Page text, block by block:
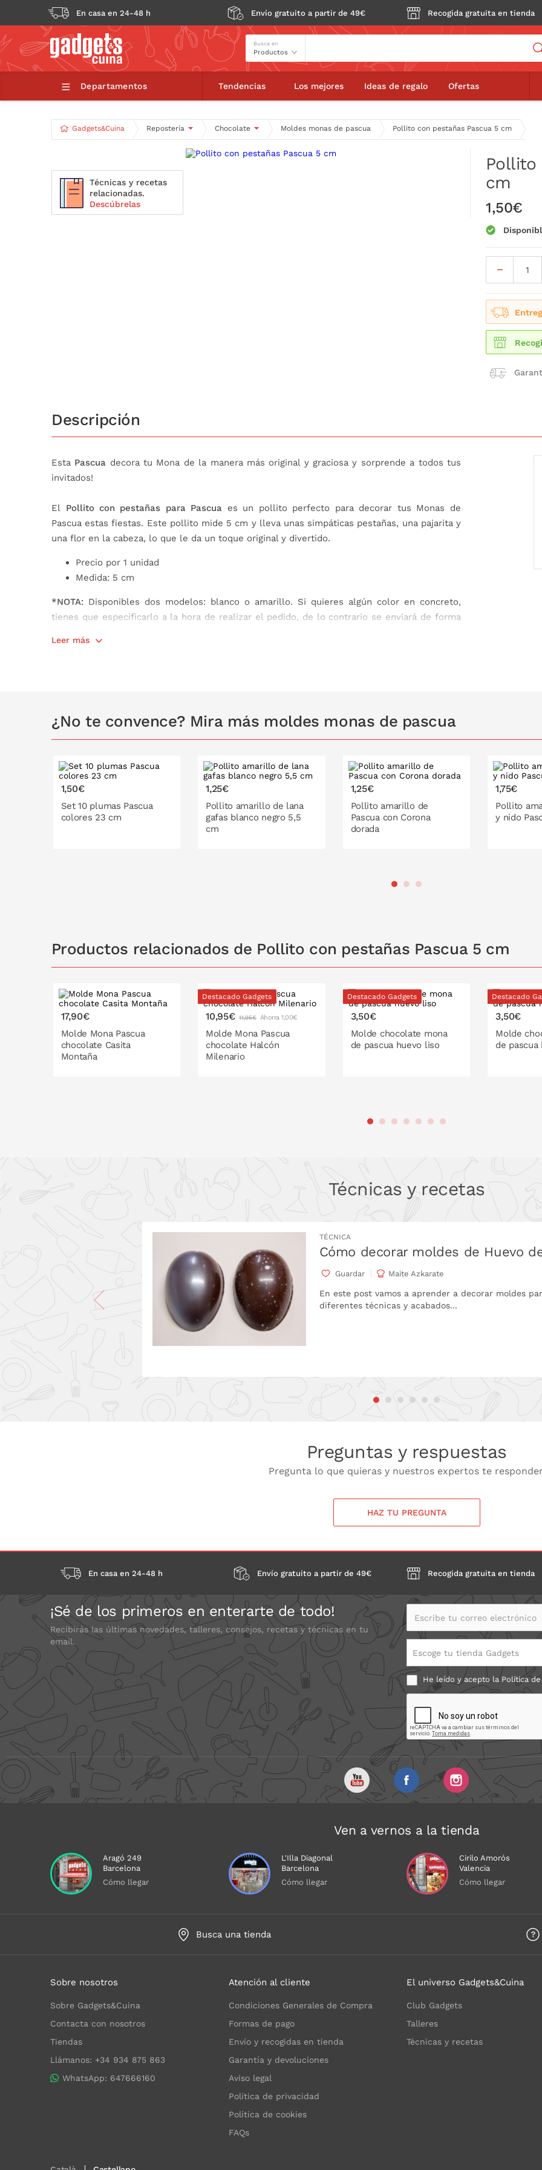
En casa en 24-48 h Envío gratuito a partir de 49€ Recogida gratuita en tienda
Busca en
Departamentos Tendencias Los mejores Ideas de regalo Ofertas
Gadgets&Cuina Repostería Chocolate Moldes monas de pascua Pollito con pestañas Pascua 5 cm
Pollito con pestañas Pascua 5 cm
Técnicas y recetas
relacionadas.
Descúbrelas
Pollito
cm
1,50€
Descripción
Esta Pascua decora tu Mona de la manera más original y graciosa y sorprende a todos tus
invitados!
El Pollito con pestañas para Pascua es un pollito perfecto para decorar tus Monas de
Pascua estas fiestas. Este pollito mide 5 cm y lleva unas simpáticas pestañas, una pajarita y
una flor en la cabeza, lo que le da un toque original y divertido.
Precio por 1 unidad
Medida: 5 cm
*NOTA: Disponibles dos modelos: blanco o amarillo. Si quieres algún color en concreto,
tienes que especificarlo a la hora de realizar el pedido, de lo contrario se enviará de forma
Leer más
¿No te convence? Mira más moldes monas de pascua
1,50€
Set 10 plumas Pascua
colores 23 cm
1,25€
Pollito amarillo de lana
gafas blanco negro 5,5
cm
1,25€
Pollito amarillo de
Pascua con Corona
dorada
1,75€
Pollito
y nido
Productos relacionados de Pollito con pestañas Pascua 5 cm
17,90€
Molde Mona Pascua
chocolate Casita
Montaña
Destacado Gadgets
10,95€ 11,95€ Ahorra 1,00€
Molde Mona Pascua
chocolate Halcón
Milenario
Destacado Gadgets
3,50€
Molde chocolate mona
de pascua huevo liso
12 cm 13 cm
Destacado
3,50€
Molde
de
Técnicas y recetas
TÉCNICA
Cómo decorar moldes de Huevo
Guardar Maite Azkarate
En este post vamos a aprender a decorar moldes
diferentes técnicas y acabados...
Preguntas y respuestas
Pregunta lo que quieras y nuestros expertos te
HAZ TU PREGUNTA
En casa en 24-48 h Envío gratuito a partir de 49€ Recogida gratuita en tienda
¡Sé de los primeros en enterarte de todo!
Recibirás las últimas novedades, talleres, consejos, recetas y técnicas en tu
email.
Escribe tu correo electrónico
Escoge tu tienda Gadgets
He leído y acepto la Política
Ven a vernos a la tienda
Aragó 249
Barcelona
Cómo llegar
L'Illa Diagonal
Barcelona
Cómo llegar
Cirilo Amorós
Valencia
Cómo llegar
Busca una tienda
Sobre nosotros
Sobre Gadgets&Cuina
Contacta con nosotros
Tiendas
Llámanos: +34 934 875 863
WhatsApp: 647666160
Atención al cliente
Condiciones Generales de Compra
Formas de pago
Envío y recogidas en tienda
Garantía y devoluciones
Aviso legal
Política de privacidad
Política de cookies
FAQs
El universo Gadgets&Cuina
Club Gadgets
Talleres
Técnicas y recetas